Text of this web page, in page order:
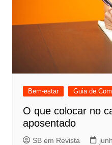
Bem-estar Guia de
O que colocar no
aposentado
SB em Revista